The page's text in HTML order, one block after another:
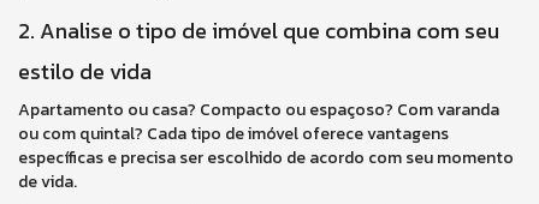
2. Analise o tipo de imóvel que combina com seu
estilo de vida
Apartamento ou casa? Compacto ou espaçoso? Com varanda
ou com quintal? Cada tipo de imóvel oferece vantagens
específicas e precisa ser escolhido de acordo com seu momento
de vida.